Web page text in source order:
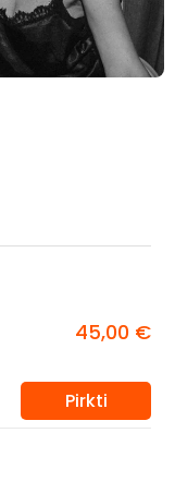
45,00 €
Pirkti